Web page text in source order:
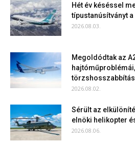
Hét év késéssel
típustanúsítványt a
2026.08.03.
Megoldódtak az
törzshosszabbítás
2026.08.02.
Sérült az
elnöki helikopter
2026.08.06.